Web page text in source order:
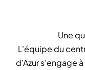
Une
L'équipe du
d’Azur s’engage